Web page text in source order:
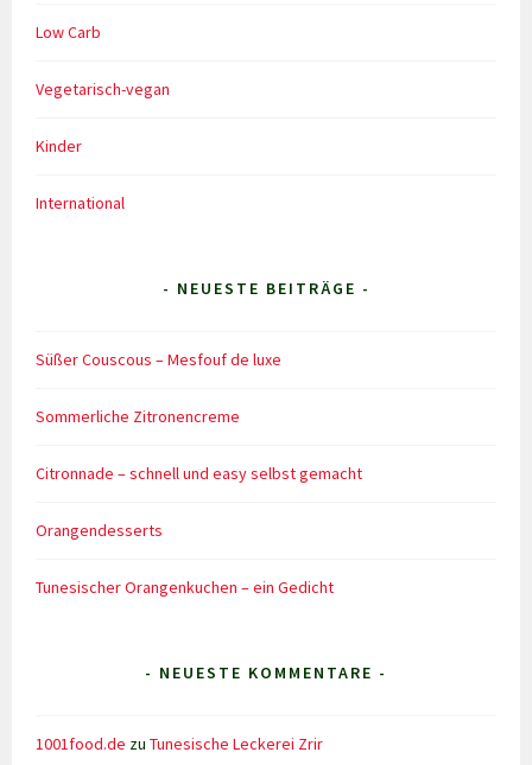
Low Carb
Vegetarisch-vegan
Kinder
International
- NEUESTE BEITRÄGE -
Süßer Couscous – Mesfouf de luxe
Sommerliche Zitronencreme
Citronnade – schnell und easy selbst gemacht
Orangendesserts
Tunesischer Orangenkuchen – ein Gedicht
- NEUESTE KOMMENTARE -
1001food.de zuTunesische Leckerei Zrir